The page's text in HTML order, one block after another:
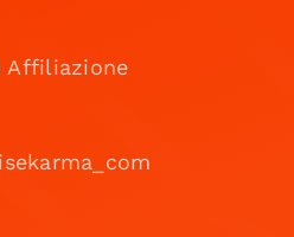
Affiliazione